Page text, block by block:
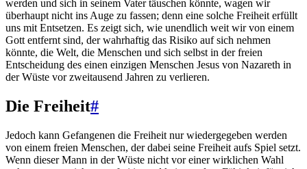
werden und sich in seinem Vater täuschen könnte, wagen wir
überhaupt nicht ins Auge zu fassen; denn eine solche Freiheit erfüllt
uns mit Entsetzen. Es zeigt sich, wie unendlich weit wir von einem
Gott entfernt sind, der wahrhaftig das Risiko auf sich nehmen
könnte, die Welt, die Menschen und sich selbst in der freien
Entscheidung des einen einzigen Menschen Jesus von Nazareth in
der Wüste vor zweitausend Jahren zu verlieren.
Die Freiheit#
Jedoch kann Gefangenen die Freiheit nur wiedergegeben werden
von einem freien Menschen, der dabei seine Freiheit aufs Spiel setzt.
Wenn dieser Mann in der Wüste nicht vor einer wirklichen Wahl